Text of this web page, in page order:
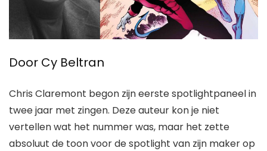
Door Cy Beltran
Chris Claremont begon zijn eerste spotlightpaneel in
twee jaar met zingen. Deze auteur kon je niet
vertellen wat het nummer was, maar het zette
absoluut de toon voor de spotlight van zijn maker op